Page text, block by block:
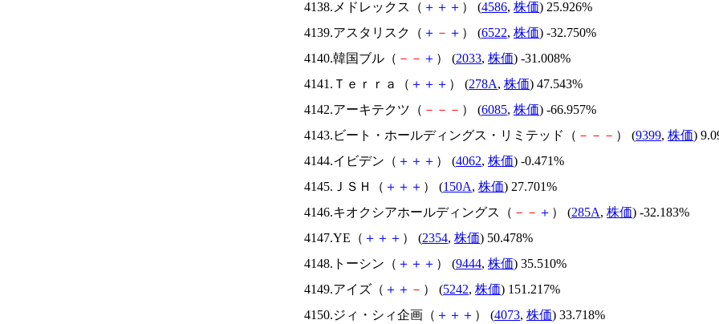
4138.メドレックス（ ＋ ＋ ＋ ） (4586, 株価) 25.926%
4139.アスタリスク（ ＋ － ＋ ） (6522, 株価) -32.750%
4140.韓国ブル（ － － ＋ ） (2033, 株価) -31.008%
4141.Ｔｅｒｒａ（ ＋ ＋ ＋ ） (278A, 株価) 47.543%
4142.アーキテクツ（ － － － ） (6085, 株価) -66.957%
4143.ビート・ホールディングス・リミテッド（ － － － ） (9399, 株価)
4144.イビデン（ ＋ ＋ ＋ ） (4062, 株価) -0.471%
4145.ＪＳＨ（ ＋ ＋ ＋ ） (150A, 株価) 27.701%
4146.キオクシアホールディングス（ － － ＋ ） (285A, 株価) -32.183%
4147.YE（ ＋ ＋ ＋ ） (2354, 株価) 50.478%
4148.トーシン（ ＋ ＋ ＋ ） (9444, 株価) 35.510%
4149.アイズ（ ＋ ＋ － ） (5242, 株価) 151.217%
4150.ジィ・シィ企画（ ＋ ＋ ＋ ） (4073, 株価) 33.718%